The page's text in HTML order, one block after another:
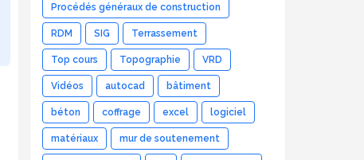
Procédés généraux de construction
RDM SIG Terrassement
Top cours Topographie VRD
Vidéos autocad bâtiment
béton coffrage excel logiciel
matériaux mur de soutenement